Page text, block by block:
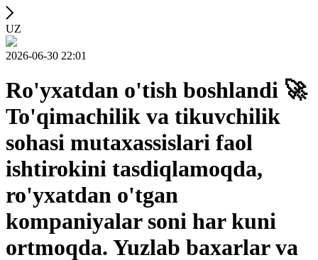
UZ
2026-06-30 22:01
Ro'yxatdan o'tish boshlandi 🚀
To'qimachilik va tikuvchilik
sohasi mutaxassislari faol
ishtirokini tasdiqlamoqda,
ro'yxatdan o'tgan
kompaniyalar soni har kuni
ortmoqda. Yuzlab baxarlar va